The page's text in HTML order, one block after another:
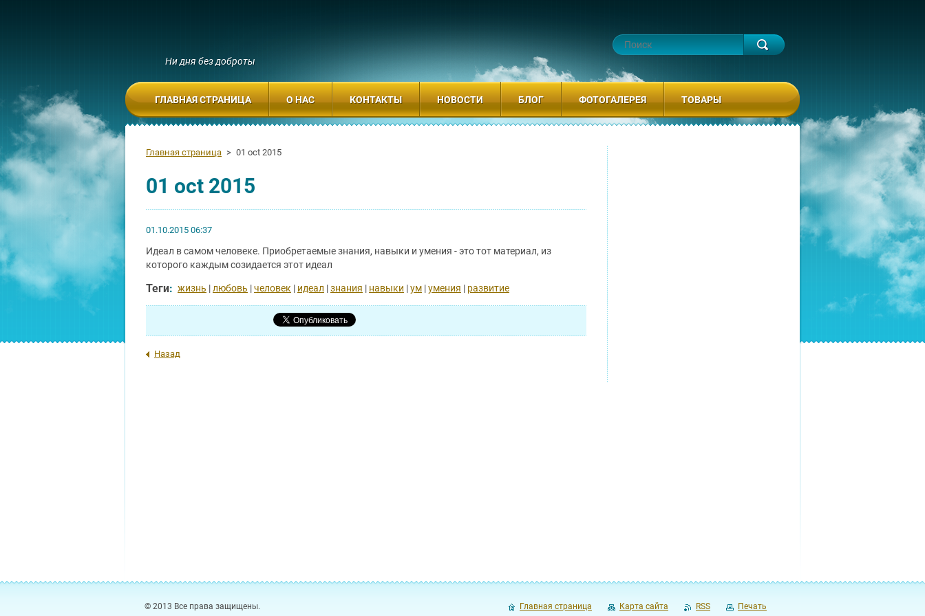
Ни дня без доброты
Главная страница > 01 oct 2015
01 oct 2015
01.10.2015 06:37
Идеал в самом человеке. Приобретаемые знания, навыки и умения - это тот материал, из
которого каждым созидается этот идеал
Теги: жизнь |любовь |человек | идеал |знания | навыки |ум |умения | развитие
Назад
ГЛАВНАЯ СТРАНИЦА О НАС КОНТАКТЫ НОВОСТИ БЛОГ ФОТОГАЛЕРЕЯ ТОВАРЫ
© 2013 Все права защищены. Главная страница Карта сайта RSS Печать